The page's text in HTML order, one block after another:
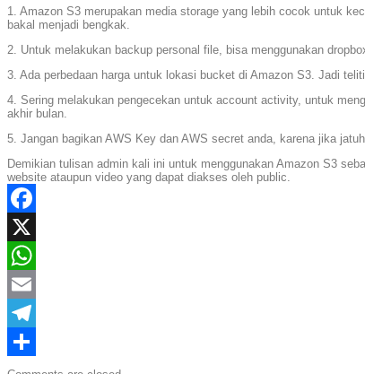
1. Amazon S3 merupakan media storage yang lebih cocok untuk
bakal menjadi bengkak.
2. Untuk melakukan backup personal file, bisa menggunakan
3. Ada perbedaan harga untuk lokasi bucket di Amazon S3. Jadi
4. Sering melakukan pengecekan untuk account activity, untuk
akhir bulan.
5. Jangan bagikan AWS Key dan AWS secret anda, karena jika
Demikian tulisan admin kali ini untuk menggunakan Amazon S3
website ataupun video yang dapat diakses oleh public.
Facebook
X
WhatsApp
Email
Telegram
Share